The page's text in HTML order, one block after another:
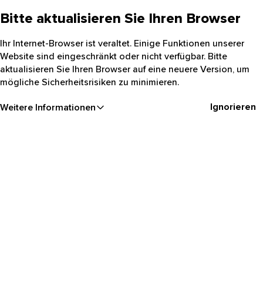
Bitte aktualisieren Sie Ihren Browser
Ihr Internet-Browser ist veraltet. Einige Funktionen unserer
Website sind eingeschränkt oder nicht verfügbar. Bitte
aktualisieren Sie Ihren Browser auf eine neuere Version, um
mögliche Sicherheitsrisiken zu minimieren.
Weitere Informationen Ignorieren